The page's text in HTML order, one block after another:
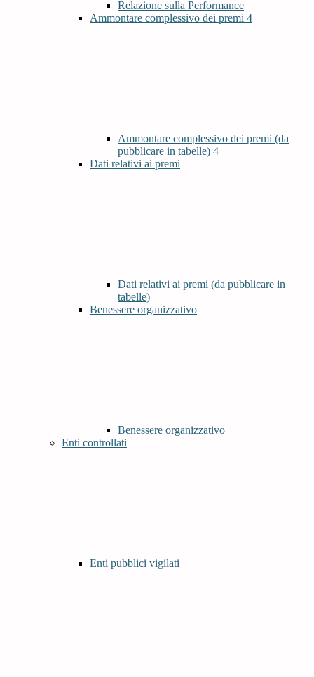
Relazione sulla Performance
Ammontare complessivo dei premi 4
Ammontare complessivo dei premi (da
pubblicare in tabelle) 4
Dati relativi ai premi
Dati relativi ai premi (da pubblicare in
tabelle)
Benessere organizzativo
Benessere organizzativo
Enti controllati
Enti pubblici vigilati